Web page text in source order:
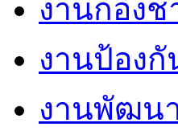
งานกองช่
งานป้อง
งานพัฒน